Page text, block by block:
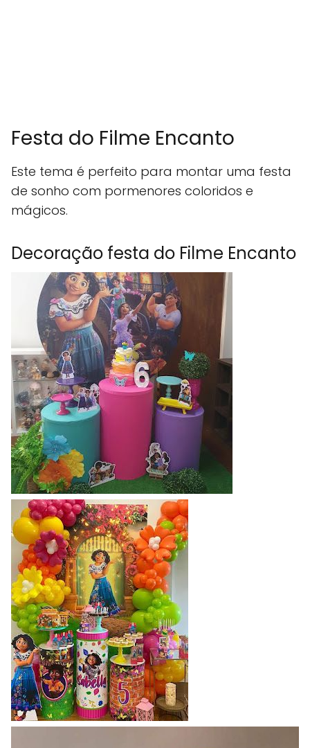
Festa do Filme Encanto
Este tema é perfeito para montar uma festa
de sonho com pormenores coloridos e
mágicos.
Decoração festa do Filme Encanto